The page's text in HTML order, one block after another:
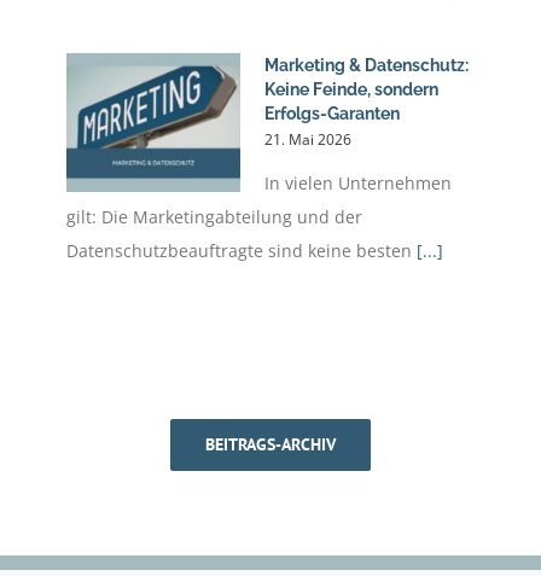
Marketing & Datenschutz:
Keine Feinde, sondern
Erfolgs-Garanten
21. Mai 2026
In vielen Unternehmen
gilt: Die Marketingabteilung und der
Datenschutzbeauftragte sind keine besten [...]
BEITRAGS-ARCHIV